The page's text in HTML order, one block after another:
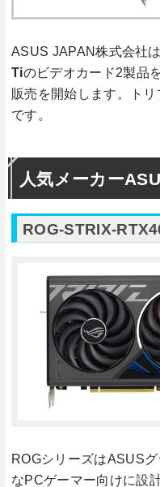
ASUS JAPAN株式会社は
Tiのビデオカード2製品
販売を開始します。ト
です。
人気メーカー
ROG-STRIX-
ROGシリーズはASUS
なPCゲーマー向けに設